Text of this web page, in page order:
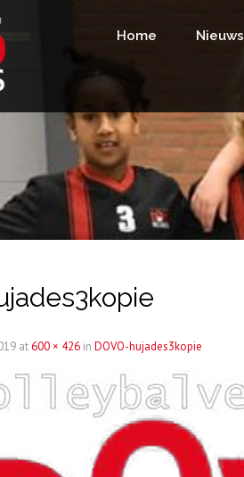
Home Nieuws
at600 × 426 in DOVO-hujades3kopie